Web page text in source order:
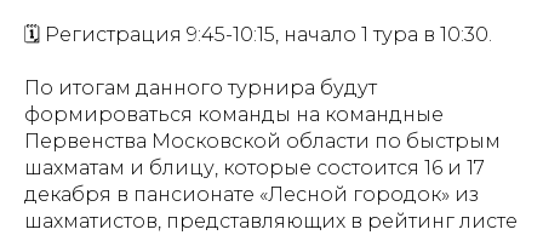
🗓 Регистрация 9:45-10:15, начало 1 тура в 10:30.
По итогам данного турнира будут
формироваться команды на командные
Первенства Московской области по быстрым
шахматам и блицу, которые состоится 16 и 17
декабря в пансионате «Лесной городок» из
шахматистов, представляющих в рейтинг листе